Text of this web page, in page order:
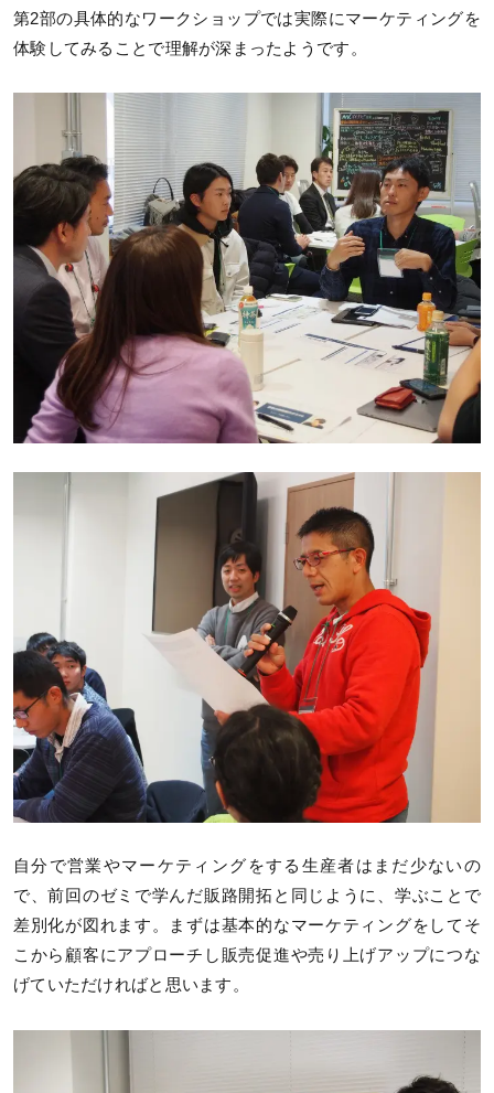
第2部の具体的なワークショップでは実際にマーケティングを
体験してみることで理解が深まったようです。
自分で営業やマーケティングをする生産者はまだ少ないの
で、前回のゼミで学んだ販路開拓と同じように、学ぶことで
差別化が図れます。まずは基本的なマーケティングをしてそ
こから顧客にアプローチし販売促進や売り上げアップにつな
げていただければと思います。